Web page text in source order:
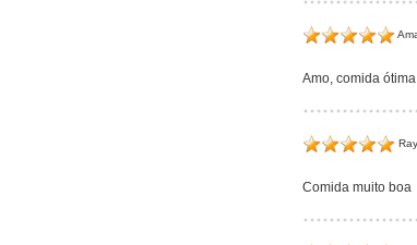
Amo, comida
Comida muito boa